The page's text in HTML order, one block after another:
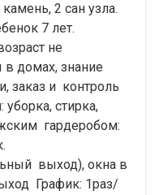
2 сан узла.
7 лет.
не
в домах, знание
заказ и контроль
стирка,
гардеробом:
выход), окна в
График: 1раз/